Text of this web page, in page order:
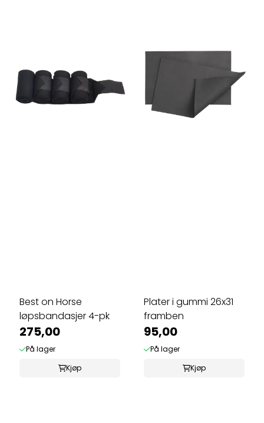
Best on Horse
løpsbandasjer 4-pk
275,00
På lager
Kjøp
Plater i gummi 26x31
framben
95,00
På lager
Kjøp